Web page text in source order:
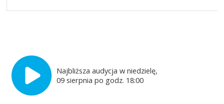
Najbliższa audycja w niedzielę,
09 sierpnia po godz. 18:00